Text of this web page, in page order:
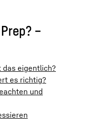
–
das eigentlich?
es richtig?
und